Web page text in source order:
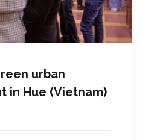
urban
in Hue (Vietnam)